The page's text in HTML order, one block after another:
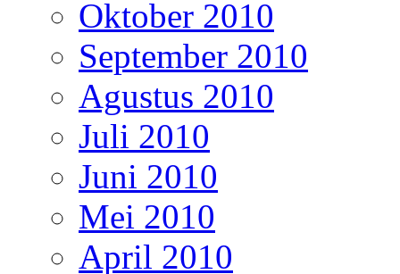
Oktober 2010
September 2010
Agustus 2010
Juli 2010
Juni 2010
Mei 2010
April 2010